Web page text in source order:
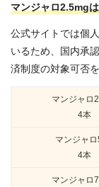
マンジャロ2.5mg
公式サイトでは個
いるため、国内承
済制度の対象可否
マンジャロ
4本
マンジャ
4本
マンジャロ